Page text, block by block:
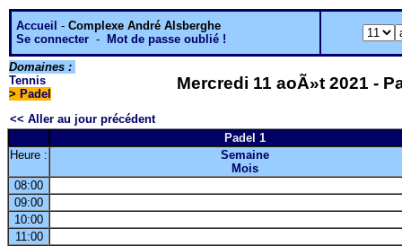
Accueil - Complexe André Alsberghe
Se connecter - Mot de passe oublié !
Domaines :
Tennis
> Padel
Mercredi 11 aoÃ»t 2021 -
<< Aller au jour précédent
Padel 1
Heure :
Semaine
Mois
08:00
09:00
10:00
11:00